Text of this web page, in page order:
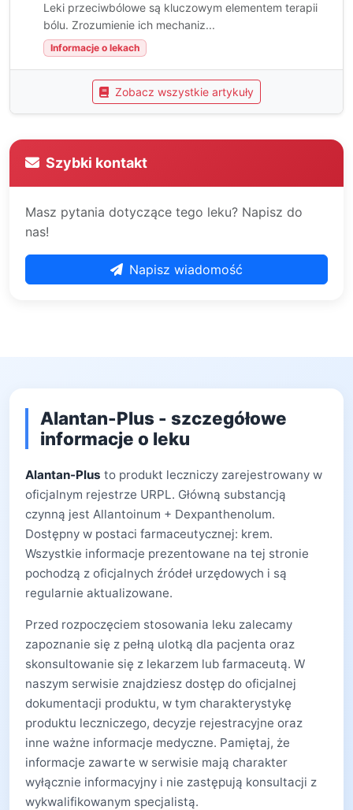
Leki przeciwbólowe są kluczowym elementem terapii
bólu. Zrozumienie ich mechaniz...
Informacje o lekach
Zobacz wszystkie artykuły
Szybki kontakt
Masz pytania dotyczące tego leku? Napisz do
nas!
Napisz wiadomość
Alantan-Plus - szczegółowe
informacje o leku
Alantan-Plus to produkt leczniczy zarejestrowany w
oficjalnym rejestrze URPL. Główną substancją
czynną jest Allantoinum + Dexpanthenolum.
Dostępny w postaci farmaceutycznej: krem.
Wszystkie informacje prezentowane na tej stronie
pochodzą z oficjalnych źródeł urzędowych i są
regularnie aktualizowane.
Przed rozpoczęciem stosowania leku zalecamy
zapoznanie się z pełną ulotką dla pacjenta oraz
skonsultowanie się z lekarzem lub farmaceutą. W
naszym serwisie znajdziesz dostęp do oficjalnej
dokumentacji produktu, w tym charakterystykę
produktu leczniczego, decyzje rejestracyjne oraz
inne ważne informacje medyczne. Pamiętaj, że
informacje zawarte w serwisie mają charakter
wyłącznie informacyjny i nie zastępują konsultacji z
wykwalifikowanym specjalistą.